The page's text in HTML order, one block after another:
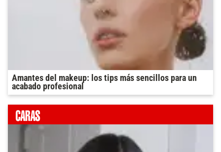
Amantes del makeup: los tips más sencillos para un
acabado profesional